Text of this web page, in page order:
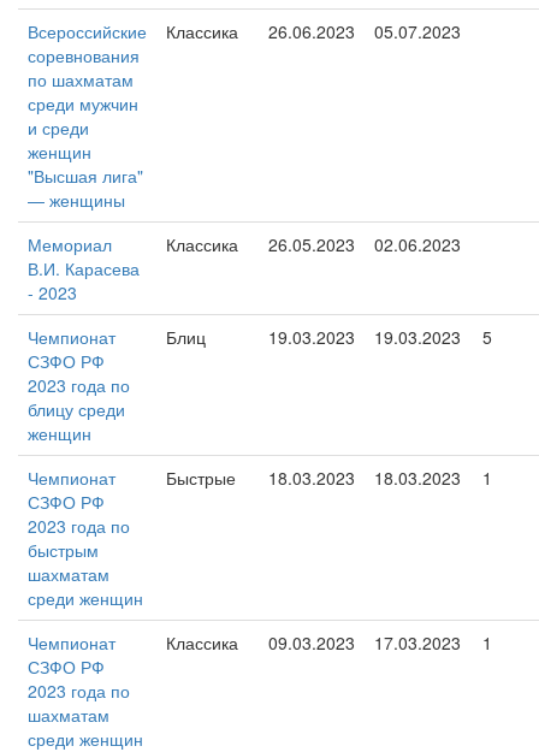
Всероссийские
соревнования
по шахматам
среди мужчин
и среди
женщин
"Высшая лига"
— женщины
Классика 26.06.2023 05.07.2023
Мемориал
В.И. Карасева
- 2023
Классика 26.05.2023 02.06.2023
Чемпионат
СЗФО РФ
2023 года по
блицу среди
женщин
Блиц 19.03.2023 19.03.2023 5
Чемпионат
СЗФО РФ
2023 года по
быстрым
шахматам
среди женщин
Быстрые 18.03.2023 18.03.2023 1
Чемпионат
СЗФО РФ
2023 года по
шахматам
среди женщин
Классика 09.03.2023 17.03.2023 1